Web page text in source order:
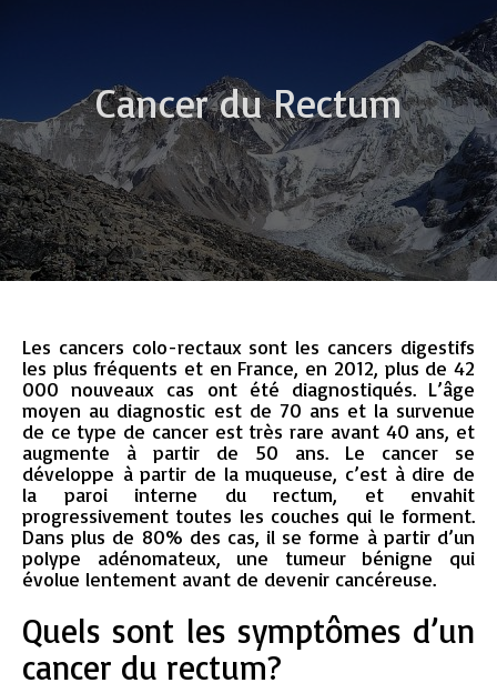
Cancer du Rectum
Les cancers colo-rectaux sont les cancers digestifs
les plus fréquents et en France, en 2012, plus de 42
000 nouveaux cas ont été diagnostiqués. L’âge
moyen au diagnostic est de 70 ans et la survenue
de ce type de cancer est très rare avant 40 ans, et
augmente à partir de 50 ans. Le cancer se
développe à partir de la muqueuse, c’est à dire de
la paroi interne du rectum, et envahit
progressivement toutes les couches qui le forment.
Dans plus de 80% des cas, il se forme à partir d’un
polype adénomateux, une tumeur bénigne qui
évolue lentement avant de devenir cancéreuse.
Quels sont les symptômes d’un
cancer du rectum?